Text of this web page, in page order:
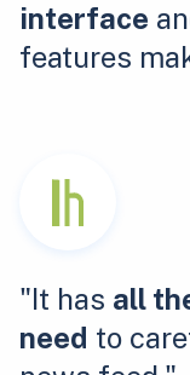
interface
features
"It has all
need to